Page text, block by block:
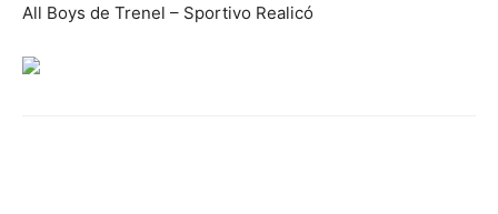
All Boys de Trenel – Sportivo Realicó